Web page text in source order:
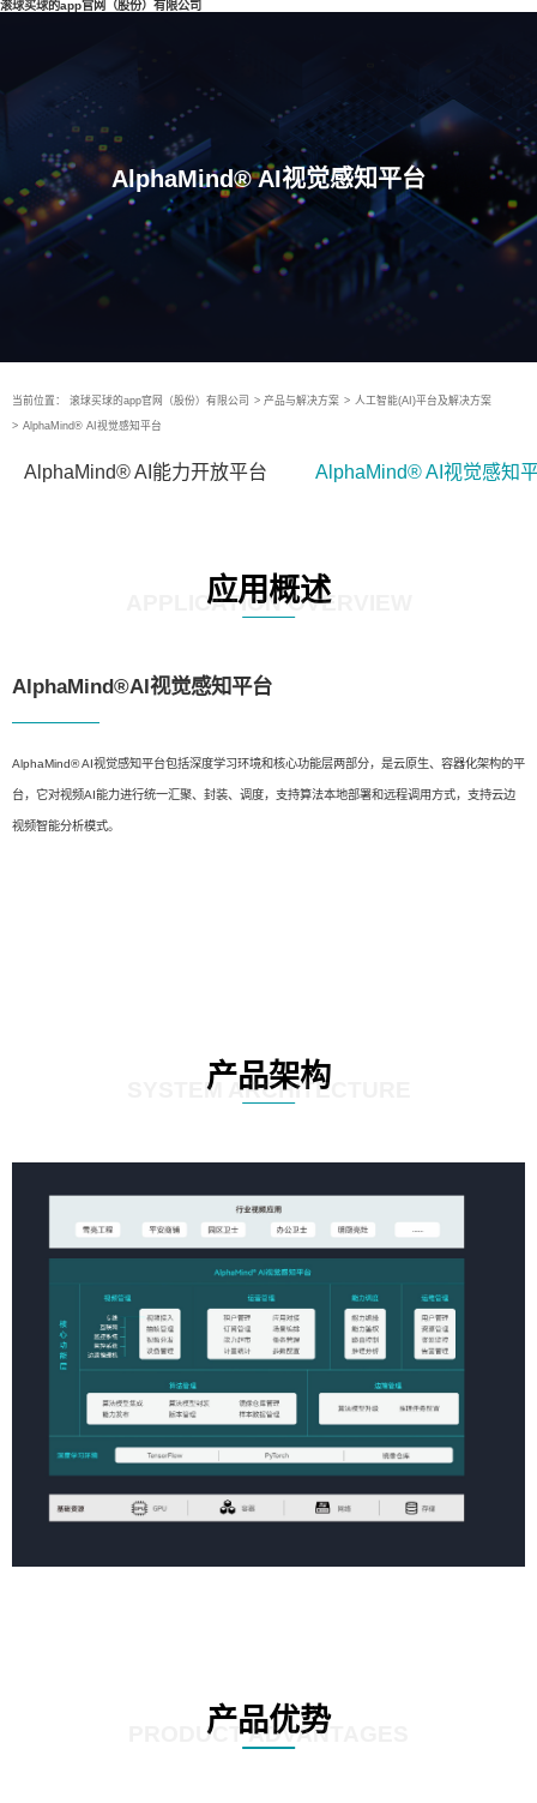
滚球买球的app官网（股份）有限公司
AlphaMind® AI视觉感知平台
当前位置： 滚球买球的app官网（股份）有限公司 > 产品与解决方案 > 人工智能(AI)平台及解决方案
> AlphaMind® AI视觉感知平台
AlphaMind® AI能力开放平台 AlphaMind® AI视觉感知
应用概述
APPLICATION OVERVIEW
AlphaMind®AI视觉感知平台
AlphaMind® AI视觉感知平台包括深度学习环境和核心功能层两部分，是云原生、容器化架构的平
台，它对视频AI能力进行统一汇聚、封装、调度，支持算法本地部署和远程调用方式，支持云边
视频智能分析模式。
产品架构
SYSTEM ARCHITECTURE
产品优势
PRODUCT ADVANTAGES